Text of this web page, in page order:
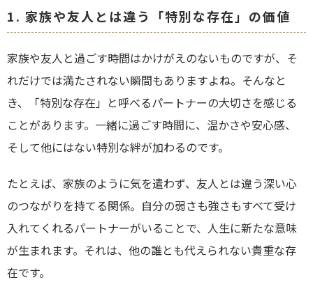
1. 家族や友人とは違う「特別な存在」の価値
家族や友人と過ごす時間はかけがえのないものですが、そ
れだけでは満たされない瞬間もありますよね。そんなと
き、「特別な存在」と呼べるパートナーの大切さを感じる
ことがあります。一緒に過ごす時間に、温かさや安心感、
そして他にはない特別な絆が加わるのです。
たとえば、家族のように気を遣わず、友人とは違う深い心
のつながりを持てる関係。自分の弱さも強さもすべて受け
入れてくれるパートナーがいることで、人生に新たな意味
が生まれます。それは、他の誰とも代えられない貴重な存
在です。